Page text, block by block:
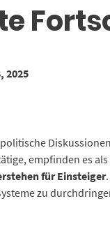
2025
empfinden es
für Einsteiger
zu